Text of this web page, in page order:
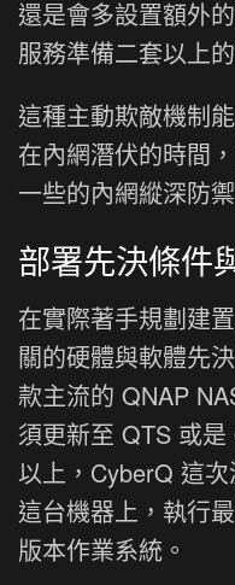
還是會多設置額外
服務準備二套以上
這種主動欺敵機制
在內網潛伏的時間
一些的內網縱深防禦
部署先決條件
在實際著手規劃建
關的硬體與軟體先
款主流的 QNAP
須更新至 QTS 或
以上，CyberQ 這
這台機器上，執行
版本作業系統。